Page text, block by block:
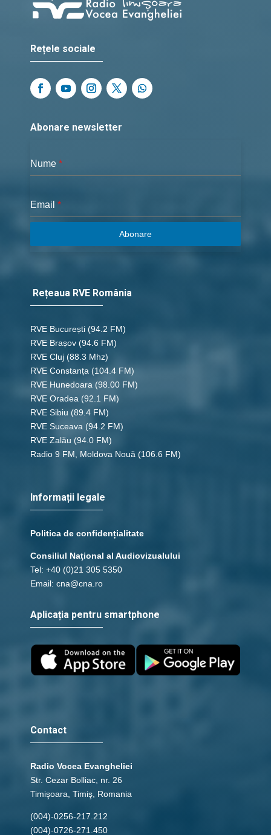
Rețele sociale
Abonare newsletter
Nume *
Email *
Abonare
Rețeaua RVE România
RVE București (94.2 FM)
RVE Brașov (94.6 FM)
RVE Cluj (88.3 Mhz)
RVE Constanța (104.4 FM)
RVE Hunedoara (98.00 FM)
RVE Oradea (92.1 FM)
RVE Sibiu (89.4 FM)
RVE Suceava (94.2 FM)
RVE Zalău (94.0 FM)
Radio 9 FM, Moldova Nouă (106.6 FM)
Informații legale
Politica de confidențialitate
Consiliul Naţional al Audiovizualului
Tel: +40 (0)21 305 5350
Email: cna@cna.ro
Aplicația pentru smartphone
Contact
Radio Vocea Evangheliei
Str. Cezar Bolliac, nr. 26
Timişoara, Timiş, Romania
(004)-0256-217.212
(004)-0726-271.450